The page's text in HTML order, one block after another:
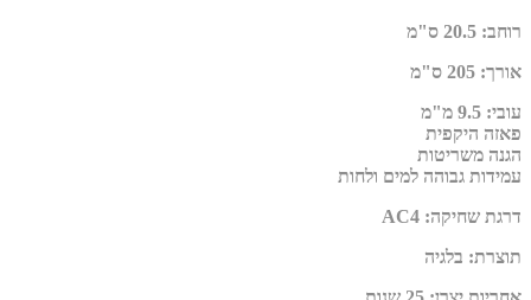
רוחב: 20.5 ס"מ
אורך: 205 ס"מ
עובי: 9.5 מ"מ
פאזה היקפית
הגנה משריטות
עמידות גבוהה למים ולחות
דרגת שחיקה:
AC4
תוצרת: בלגיה